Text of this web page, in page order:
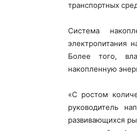
транспортных
Система
электропитания
Более того,
накопленную
«С ростом
руководитель
развивающихся